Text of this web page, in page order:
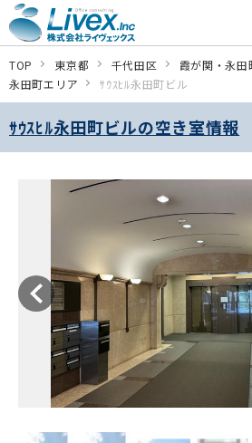
TOP 東京都 千代田区
霞が関・永
永田町エリア
ｻｳｽﾋﾙ永田町ビル
ｻｳｽﾋﾙ永田町ビルの空き室情報